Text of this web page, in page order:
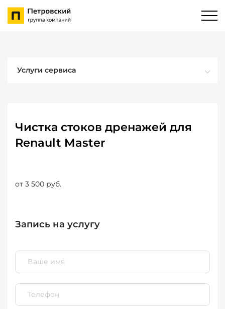
Услуги сервиса
Чистка стоков дренажей для
Renault Master
от 3 500 руб.
Запись на услугу